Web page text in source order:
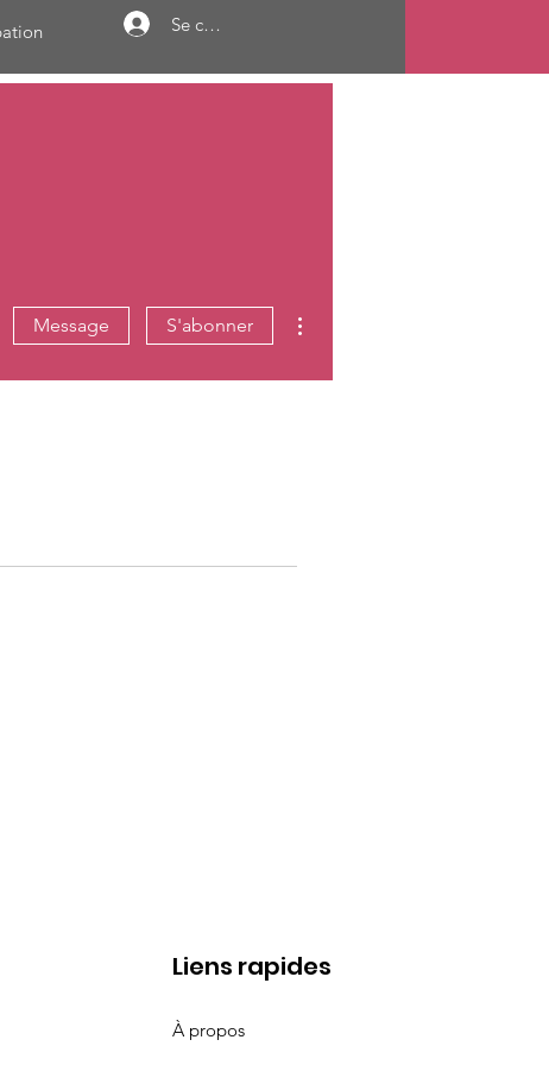
Se connecter
Message S'abonner
Liens rapides
À propos